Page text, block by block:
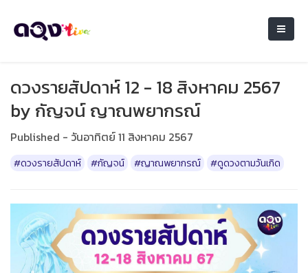
ดวงรายสัปดาห์ 12 - 18 สิงหาคม 2567
by กัญจน์ ญาณพยากรณ์
Published - วันอาทิตย์ 11 สิงหาคม 2567
#ดวงรายสัปดาห์ #กัญจน์ #ญาณพยากรณ์ #ดูดวงตามวันเกิด